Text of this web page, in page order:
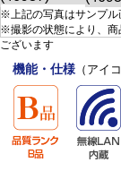
※上記の写真はサンプル
※撮影の状態により、商
ございます
機能・仕様 （アイ